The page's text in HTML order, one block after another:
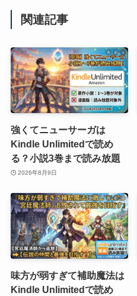
関連記事
強くてニューサーガは
Kindle Unlimitedで読め
る？小説3巻まで読み放題
2026年8月9日
味方が弱すぎて補助魔法は
Kindle Unlimitedで読め